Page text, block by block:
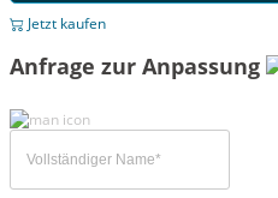
Jetzt kaufen
Anfrage zur Anpassung